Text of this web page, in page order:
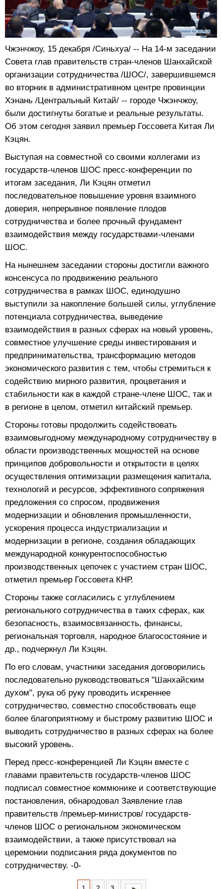
Чжэнчжоу, 15 декабря /Синьхуа/ -- На 14-м заседании
Совета глав правительств стран-членов Шанхайской
организации сотрудничества /ШОС/, завершившемся
во вторник в административном центре провинции
Хэнань /Центральный Китай/ -- городе Чжэнчжоу,
были достигнуты богатые и реальные результаты.
Об этом сегодня заявил премьер Госсовета Китая Ли
Кэцян.
Выступая на совместной со своими коллегами из
государств-членов ШОС пресс-конференции по
итогам заседания, Ли Кэцян отметил
последовательное повышение уровня взаимного
доверия, непрерывное появление плодов
сотрудничества и более прочный фундамент
взаимодействия между государствами-членами
ШОС.
На нынешнем заседании стороны достигли важного
консенсуса по продвижению реального
сотрудничества в рамках ШОС, единодушно
выступили за накопление большей силы, углубление
потенциала сотрудничества, выведение
взаимодействия в разных сферах на новый уровень,
совместное улучшение среды инвестирования и
предпринимательства, трансформацию методов
экономического развития с тем, чтобы стремиться к
содействию мирного развития, процветания и
стабильности как в каждой стране-члене ШОС, так и
в регионе в целом, отметил китайский премьер.
Стороны готовы продолжить содействовать
взаимовыгодному международному сотрудничеству в
области производственных мощностей на основе
принципов добровольности и открытости в целях
осуществления оптимизации размещения капитала,
технологий и ресурсов, эффективного сопряжения
предложения со спросом, продвижения
модернизации и обновления промышленности,
ускорения процесса индустриализации и
модернизации в регионе, создания обладающих
международной конкурентоспособностью
производственных цепочек с участием стран ШОС,
отметил премьер Госсовета КНР.
Стороны также согласились с углублением
регионального сотрудничества в таких сферах, как
безопасность, взаимосвязанность, финансы,
региональная торговля, народное благосостояние и
др., подчеркнул Ли Кэцян.
По его словам, участники заседания договорились
последовательно руководствоваться "Шанхайским
духом", рука об руку проводить искреннее
сотрудничество, совместно способствовать еще
более благоприятному и быстрому развитию ШОС и
выводить сотрудничество в разных сферах на более
высокий уровень.
Перед пресс-конференцией Ли Кэцян вместе с
главами правительств государств-членов ШОС
подписал совместное коммюнике и соответствующие
постановления, обнародовал Заявление глав
правительств /премьер-министров/ государств-
членов ШОС о региональном экономическом
взаимодействии, а также присутствовал на
церемонии подписания ряда документов по
сотрудничеству. -0-